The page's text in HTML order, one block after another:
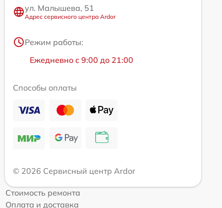
ул. Малышева, 51
Адрес сервисного центра Ardor
Режим работы:
Ежедневно с 9:00 до 21:00
Способы оплаты
© 2026 Сервисный центр Ardor
Стоимость ремонта
Оплата и доставка